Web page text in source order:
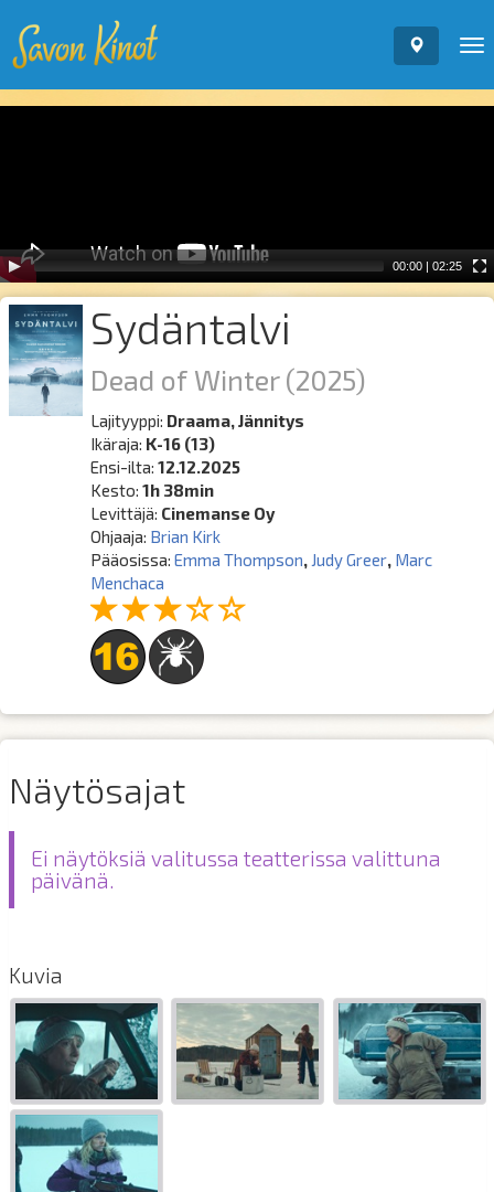
00:00 | 02:25
Sydäntalvi
Dead of Winter (2025)
Lajityyppi: Draama, Jännitys
Ikäraja: K-16 (13)
Ensi-ilta:12.12.2025
Kesto:1h 38min
Levittäjä: Cinemanse Oy
Ohjaaja: Brian Kirk
Pääosissa:Emma Thompson, Judy Greer, Marc
Menchaca
Näytösajat
Ei näytöksiä valitussa teatterissa valittuna
päivänä.
Kuvia